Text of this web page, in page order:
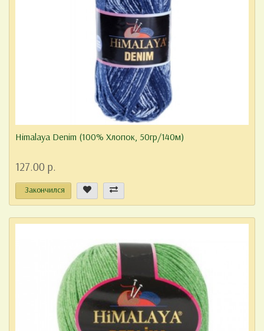
Himalaya Denim (100% Хлопок, 50гр/140м)
127.00 р.
Закончился